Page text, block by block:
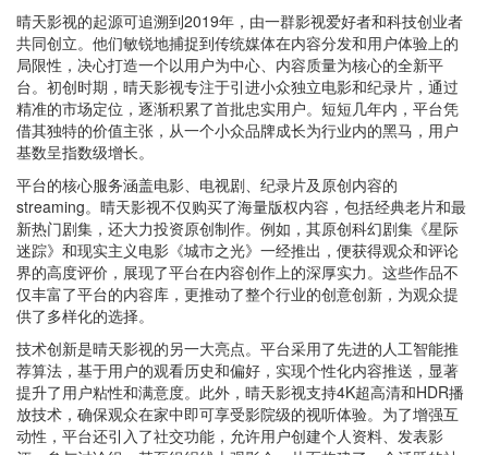
晴天影视的起源可追溯到2019年，由一群影视爱好者和科技创业者
共同创立。他们敏锐地捕捉到传统媒体在内容分发和用户体验上的
局限性，决心打造一个以用户为中心、内容质量为核心的全新平
台。初创时期，晴天影视专注于引进小众独立电影和纪录片，通过
精准的市场定位，逐渐积累了首批忠实用户。短短几年内，平台凭
借其独特的价值主张，从一个小众品牌成长为行业内的黑马，用户
基数呈指数级增长。
平台的核心服务涵盖电影、电视剧、纪录片及原创内容的
streaming。晴天影视不仅购买了海量版权内容，包括经典老片和最
新热门剧集，还大力投资原创制作。例如，其原创科幻剧集《星际
迷踪》和现实主义电影《城市之光》一经推出，便获得观众和评论
界的高度评价，展现了平台在内容创作上的深厚实力。这些作品不
仅丰富了平台的内容库，更推动了整个行业的创意创新，为观众提
供了多样化的选择。
技术创新是晴天影视的另一大亮点。平台采用了先进的人工智能推
荐算法，基于用户的观看历史和偏好，实现个性化内容推送，显著
提升了用户粘性和满意度。此外，晴天影视支持4K超高清和HDR播
放技术，确保观众在家中即可享受影院级的视听体验。为了增强互
动性，平台还引入了社交功能，允许用户创建个人资料、发表影